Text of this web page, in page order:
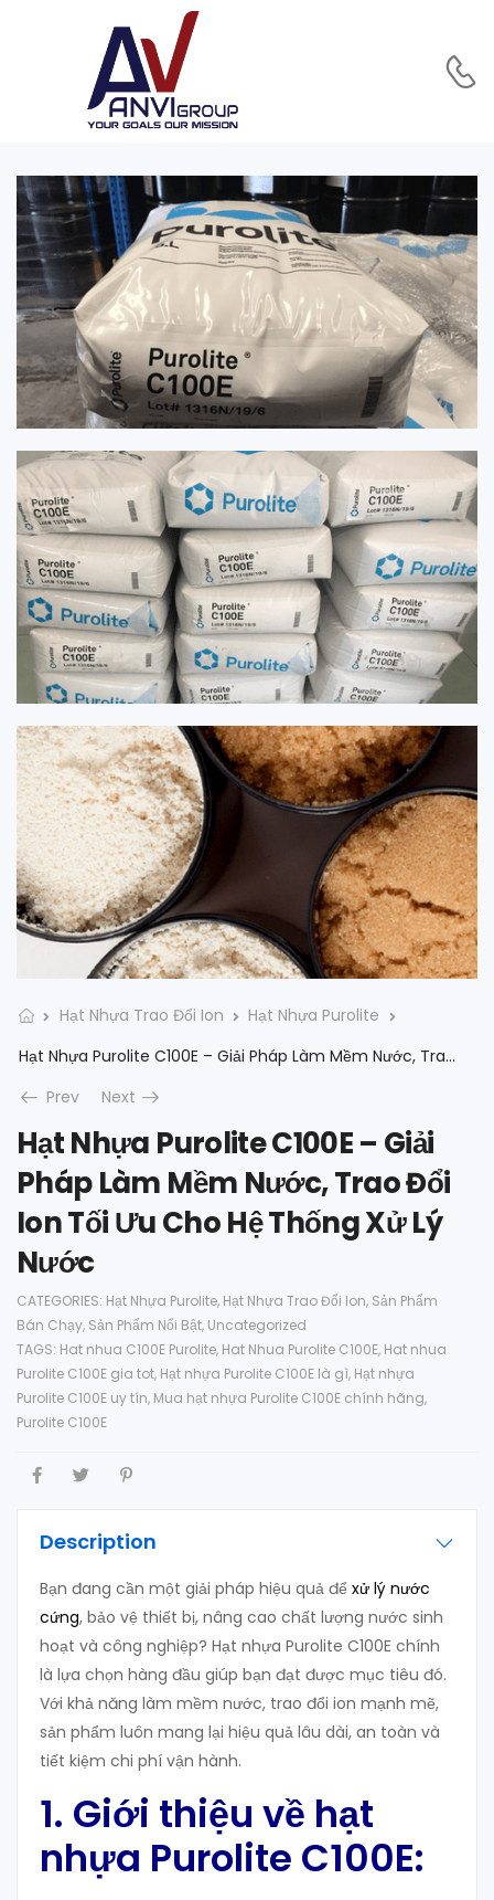
Hạt Nhựa Trao Đổi Ion
Hạt Nhựa Purolite
Hạt Nhựa Purolite C100E – Giải Pháp Làm Mềm Nước, Trao Đổi Ion Tối Ưu Cho Hệ Thống Xử Lý Nước
Prev
Next
Hạt Nhựa Purolite C100E – Giải
Pháp Làm Mềm Nước, Trao Đổi
Ion Tối Ưu Cho Hệ Thống Xử Lý
Nước
CATEGORIES: Hạt Nhựa Purolite, Hạt Nhựa Trao Đổi Ion, Sản Phẩm
Bán Chạy, Sản Phẩm Nổi Bật, Uncategorized
TAGS: Hat nhua C100E Purolite, Hat Nhua Purolite C100E, Hat nhua
Purolite C100E gia tot, Hạt nhựa Purolite C100E là gì, Hạt nhựa
Purolite C100E uy tín, Mua hạt nhựa Purolite C100E chính hãng,
Purolite C100E
Description
Bạn đang cần một giải pháp hiệu quả để xử lý nước
cứng, bảo vệ thiết bị, nâng cao chất lượng nước sinh
hoạt và công nghiệp? Hạt nhựa Purolite C100E chính
là lựa chọn hàng đầu giúp bạn đạt được mục tiêu đó.
Với khả năng làm mềm nước, trao đổi ion mạnh mẽ,
sản phẩm luôn mang lại hiệu quả lâu dài, an toàn và
tiết kiệm chi phí vận hành.
1. Giới thiệu về hạt
nhựa Purolite C100E: